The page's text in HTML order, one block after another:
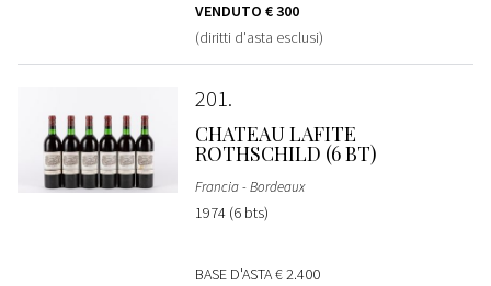
VENDUTO € 300
(diritti d'asta esclusi)
201
CHATEAU LAFITE
ROTHSCHILD (6 BT)
Francia - Bordeaux
1974 (6 bts)
BASE D'ASTA€ 2.400